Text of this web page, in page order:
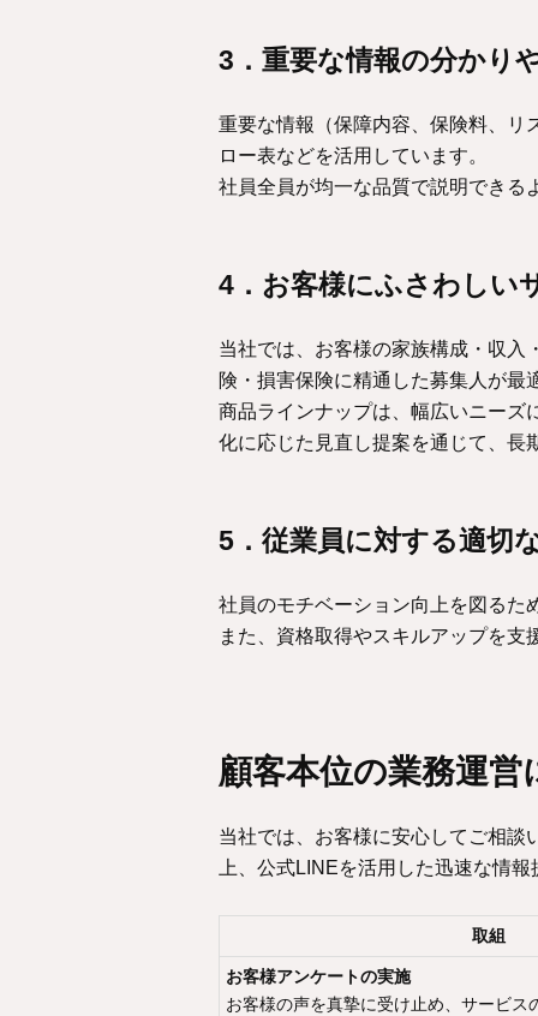
3．重要な情報の分かり
重要な情報（保障内容、保険料、リ
ロー表などを活用しています。
社員全員が均一な品質で説明できる
4．お客様にふさわしい
当社では、お客様の家族構成・収入
険・損害保険に精通した募集人が最
商品ラインナップは、幅広いニーズ
化に応じた見直し提案を通じて、長
5．従業員に対する適切
社員のモチベーション向上を図るた
また、資格取得やスキルアップを
顧客本位の業務運営
当社では、お客様に安心してご相談
上、公式LINEを活用した迅速な情
取組
お客様アンケートの実施
お客様の声を真摯に受け止め、サービス